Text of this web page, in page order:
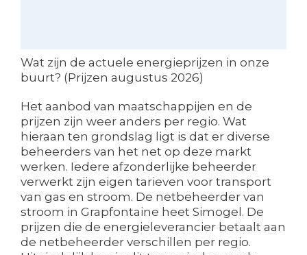
Wat zijn de actuele energieprijzen in onze
buurt? (Prijzen augustus 2026)
Het aanbod van maatschappijen en de
prijzen zijn weer anders per regio. Wat
hieraan ten grondslag ligt is dat er diverse
beheerders van het net op deze markt
werken. Iedere afzonderlijke beheerder
verwerkt zijn eigen tarieven voor transport
van gas en stroom. De netbeheerder van
stroom in Grapfontaine heet Simogel. De
prijzen die de energieleverancier betaalt aan
de netbeheerder verschillen per regio.